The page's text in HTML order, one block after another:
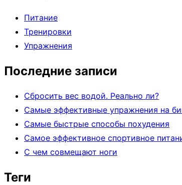
Питание
Тренировки
Упражнения
Последние записи
Сбросить вес водой. Реально ли?
Самые эффективные упражнения на
Самые быстрые способы похудения
Самое эффективное спортивное
С чем совмещают ноги
Теги